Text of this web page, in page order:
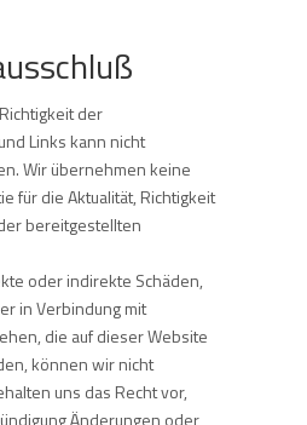
der
Links kann nicht
Wir übernehmen keine
für die Aktualität, Richtigkeit
bereitgestellten
oder indirekte Schäden,
in Verbindung mit
die auf dieser Website
können wir nicht
uns das Recht vor,
Änderungen oder